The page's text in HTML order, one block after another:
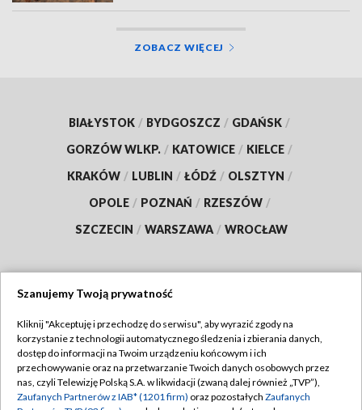
ZOBACZ WIĘCEJ
BIAŁYSTOK / BYDGOSZCZ / GDAŃSK /
GORZÓW WLKP. / KATOWICE / KIELCE /
KRAKÓW / LUBLIN / ŁÓDŹ / OLSZTYN /
OPOLE / POZNAŃ / RZESZÓW /
SZCZECIN / WARSZAWA / WROCŁAW
TVP
Abonament TVP
Emisja w TVP
Regulamin TVP
Polityka prywatności
Szanujemy Twoją prywatność
Kliknij "Akceptuję i przechodzę do serwisu", aby wyrazić zgody na
korzystanie z technologii automatycznego śledzenia i zbierania danych,
dostęp do informacji na Twoim urządzeniu końcowym i ich
przechowywanie oraz na przetwarzanie Twoich danych osobowych przez
nas, czyli Telewizję Polską S.A. w likwidacji (zwaną dalej również „TVP”),
Zaufanych Partnerów z IAB* (1201 firm) oraz pozostałych Zaufanych